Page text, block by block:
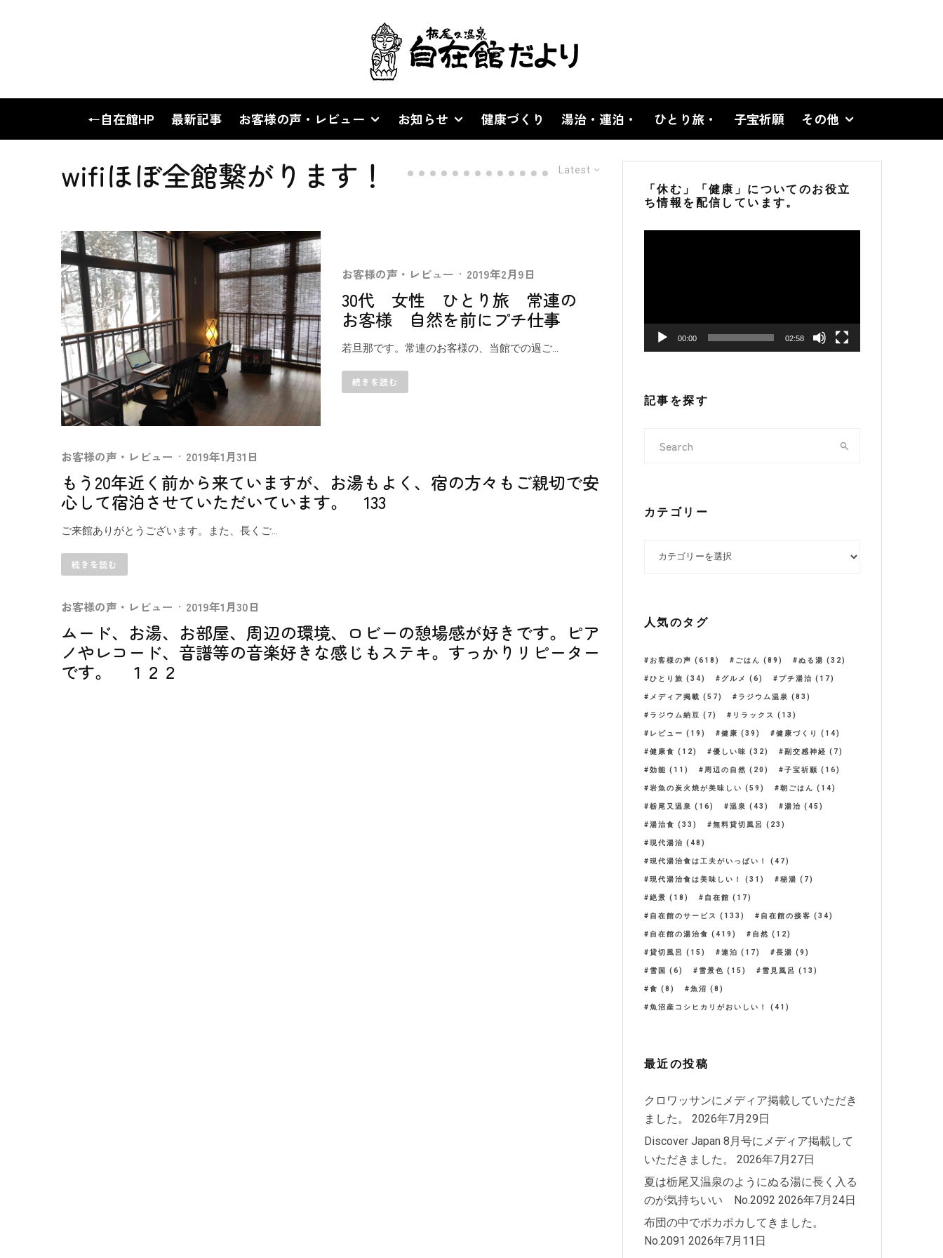
←自在館HP 最新記事 お客様の声・レビュー お知らせ 健康づくり 湯治・連泊・ ひとり旅・ 子宝祈願 その他
Latest
wifiほぼ全館繋がります！
お客様の声・レビュー · 2019年2月9日
30代 女性 ひとり旅 常連の
お客様 自然を前にプチ仕事
若旦那です。常連のお客様の、当館での過ご...
続きを読む
お客様の声・レビュー · 2019年1月31日
もう20年近く前から来ていますが、お湯もよく、宿の方々もご親切で安
心して宿泊させていただいています。 133
ご来館ありがとうございます。また、長くご...
続きを読む
お客様の声・レビュー · 2019年1月30日
ムード、お湯、お部屋、周辺の環境、ロビーの憩場感が好きです。ピア
ノやレコード、音譜等の音楽好きな感じもステキ。すっかりリピーター
です。 １２２
「休む」「健康」についてのお役立
ち情報を配信しています。
00:00 02:58
記事を探す
カテゴリー
人気のタグ
お客様の声 (618) ごはん (89) ぬる湯 (32)
ひとり旅 (34) グルメ (6) プチ湯治 (17)
メディア掲載 (57) ラジウム温泉 (83)
ラジウム納豆 (7) リラックス (13)
レビュー (19) 健康 (39) 健康づくり (14)
健康食 (12) 優しい味 (32) 副交感神経 (7)
効能 (11) 周辺の自然 (20) 子宝祈願 (16)
岩魚の炭火焼が美味しい (59) 朝ごはん (14)
栃尾又温泉 (16) 温泉 (43) 湯治 (45)
湯治食 (33) 無料貸切風呂 (23)
現代湯治 (48)
現代湯治食は工夫がいっぱい！ (47)
現代湯治食は美味しい！ (31) 秘湯 (7)
絶景 (18) 自在館 (17)
自在館のサービス (133) 自在館の接客 (34)
自在館の湯治食 (419) 自然 (12)
貸切風呂 (15) 連泊 (17) 長湯 (9)
雪国 (6) 雪景色 (15) 雪見風呂 (13)
食 (8) 魚沼 (8)
魚沼産コシヒカリがおいしい！ (41)
最近の投稿
クロワッサンにメディア掲載していただき
ました。
2026年7月29日
Discover Japan 8月号にメディア掲載して
いただきました。
2026年7月27日
夏は栃尾又温泉のようにぬる湯に長く入る
のが気持ちいい No.2092 2026年7月24日
布団の中でポカポカしてきました。
No.2091 2026年7月11日